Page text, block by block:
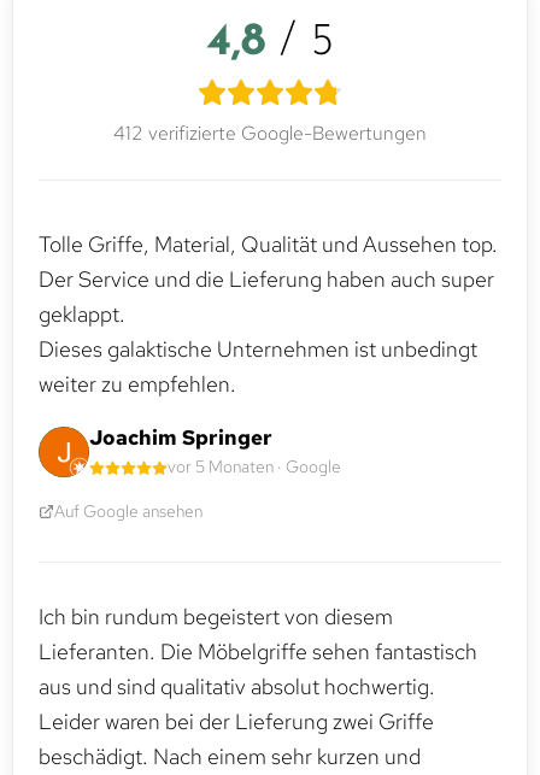
4,8 / 5
412 verifizierte Google-Bewertungen
Tolle Griffe, Material, Qualität und Aussehen top.
Der Service und die Lieferung haben auch super
geklappt.
Dieses galaktische Unternehmen ist unbedingt
weiter zu empfehlen.
Joachim Springer
vor 5 Monaten · Google
Auf Google ansehen
Ich bin rundum begeistert von diesem
Lieferanten. Die Möbelgriffe sehen fantastisch
aus und sind qualitativ absolut hochwertig.
Leider waren bei der Lieferung zwei Griffe
beschädigt. Nach einem sehr kurzen und